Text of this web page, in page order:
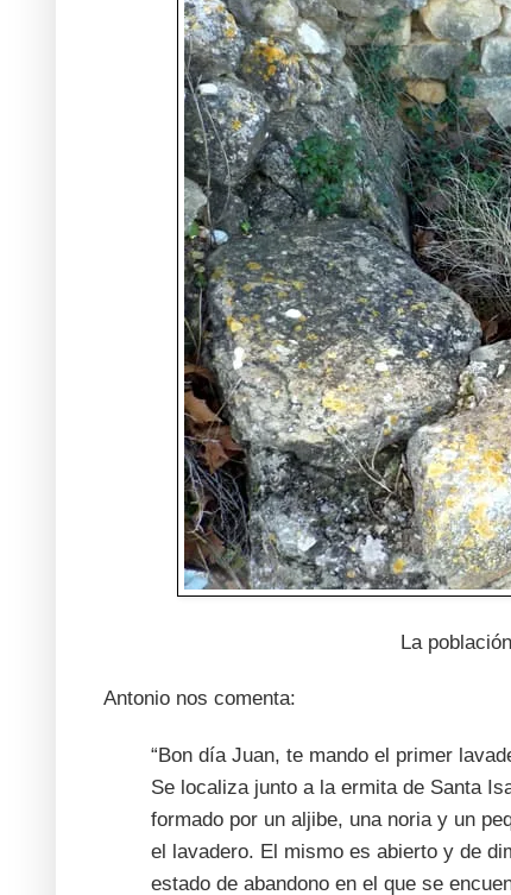
La
Antonio nos comenta:
“Bon día Juan, te mando el primer
Se localiza junto a la ermita de Santa
formado por un aljibe, una noria y un
el lavadero. El mismo es abierto y de
estado de abandono en el que se